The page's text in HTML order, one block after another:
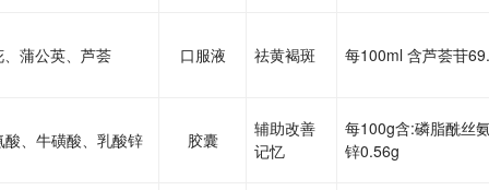
蒲公英、芦荟 口服液 祛黄褐斑 每100ml 含芦荟苷
、牛磺酸、乳酸锌 胶囊
辅助改善
记忆
每100g含:磷脂酰丝
锌0.56g